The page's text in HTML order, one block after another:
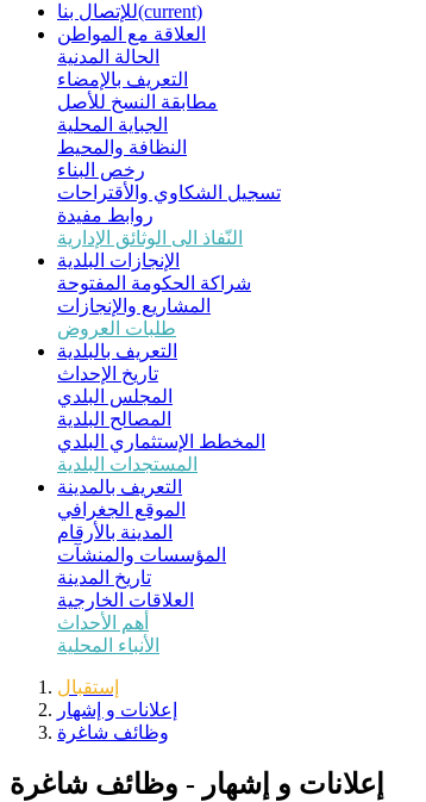
للإتصال بنا(current)
العلاقة مع المواطن
الحالة المدنية
التعريف بالإمضاء
مطابقة النسخ للأصل
الجباية المحلية
النظافة والمحيط
رخص البناء
تسجيل الشكاوي والأقتراحات
روابط مفيدة
النّفاذ الى الوثائق الإدارية
الإنجازات البلدية
شراكة الحكومة المفتوحة
المشاريع والإنجازات
طلبات العروض
التعريف بالبلدية
تاريخ الإحداث
المجلس البلدي
المصالح البلدية
المخطط الإستثماري البلدي
المستجدات البلدية
التعريف بالمدينة
الموقع الجغرافي
المدينة بالأرقام
المؤسسات والمنشآت
تاريخ المدينة
العلاقات الخارجية
أهم الأحداث
الأنباء المحلية
إستقبال
إعلانات و إشهار
وظائف شاغرة
إعلانات و إشهار - وظائف شاغرة